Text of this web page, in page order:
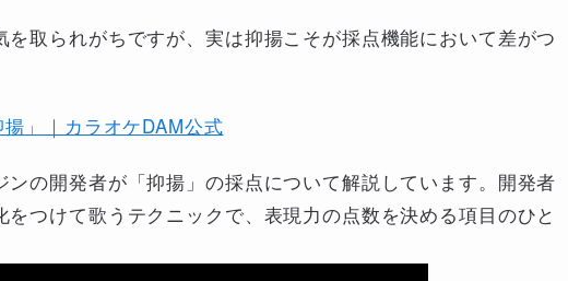
取られがちですが、実は抑揚こそが採点機能において差がつ
」｜カラオケDAM公式
の開発者が「抑揚」の採点について解説しています。開発者
つけて歌うテクニックで、表現力の点数を決める項目のひと